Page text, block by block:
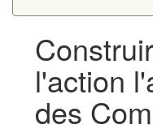
l'action
des